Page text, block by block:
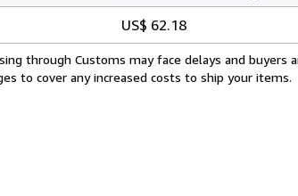
US$ 62.18
through Customs may face delays and buyers
to cover any increased costs to ship your items.